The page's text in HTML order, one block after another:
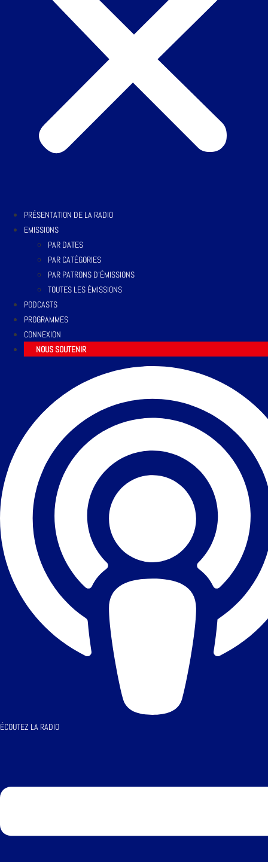
PRÉSENTATION DE LA RADIO
EMISSIONS
PAR DATES
PAR CATÉGORIES
PAR PATRONS D’ÉMISSIONS
TOUTES LES ÉMISSIONS
PODCASTS
PROGRAMMES
CONNEXION
NOUS SOUTENIR
ÉCOUTEZ LA RADIO